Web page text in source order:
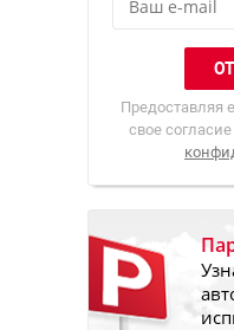
Предоставляя
свое